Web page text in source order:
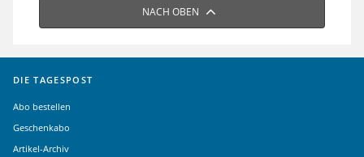
NACH OBEN
DIE TAGESPOST
Abo bestellen
Geschenkabo
Artikel-Archiv